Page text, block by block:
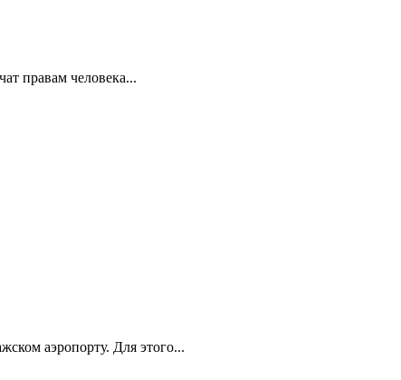
правам человека...
аэропорту. Для этого...